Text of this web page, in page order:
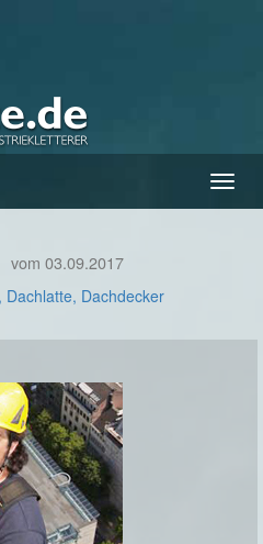
ein-/
vom 03.09.2017